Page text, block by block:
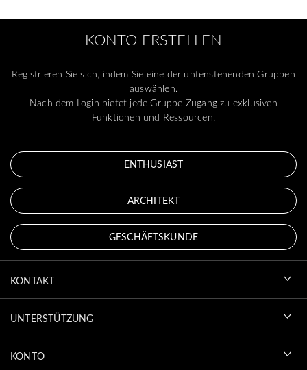
KONTO ERSTELLEN
Registrieren Sie sich, indem Sie eine der untenstehenden Gruppen
auswählen.
Nach dem Login bietet jede Gruppe Zugang zu exklusiven
Funktionen und Ressourcen.
ENTHUSIAST
ARCHITEKT
GESCHÄFTSKUNDE
KONTAKT
UNTERSTÜTZUNG
KONTO